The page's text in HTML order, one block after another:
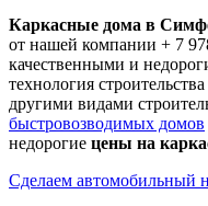
Каркасные дома в
от нашей компании + 7
качественными и
технология
другими видами
быстровозводимых домов
недорогие цены на
Сделаем автомобильный